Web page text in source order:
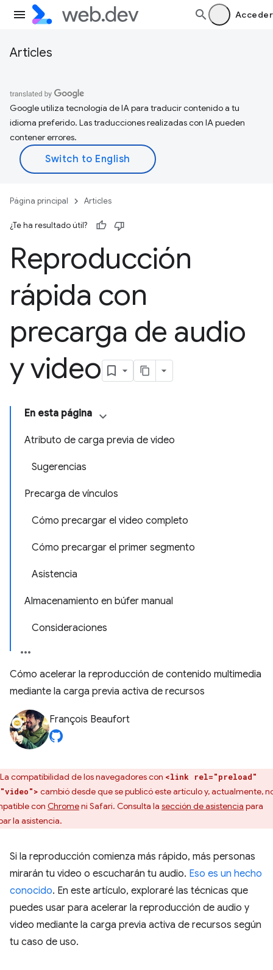
Acceder
Articles
Google utiliza tecnología de IA para traducir contenido a tu
idioma preferido. Las traducciones realizadas con IA pueden
contener errores.
Página principal Articles
¿Te ha resultado útil?
Reproducción
rápida con
precarga de audio
y video
En esta página
Atributo de carga previa de video
Sugerencias
Precarga de vínculos
Cómo precargar el video completo
Cómo precargar el primer segmento
Asistencia
Almacenamiento en búfer manual
Consideraciones
Cómo acelerar la reproducción de contenido multimedia
mediante la carga previa activa de recursos
François Beaufort
La compatibilidad de los navegadores con <link rel="preload"
cambió desde que se publicó este artículo y, actualmente,
con Chromeni Safari. Consulta la sección de asistencia para
la asistencia.
Si la reproducción comienza más rápido, más personas
mirarán tu video o escucharán tu audio. Eso es un hecho
conocido. En este artículo, exploraré las técnicas que
puedes usar para acelerar la reproducción de audio y
video mediante la carga previa activa de recursos según
tu caso de uso.